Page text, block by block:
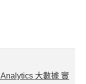
大數據 實